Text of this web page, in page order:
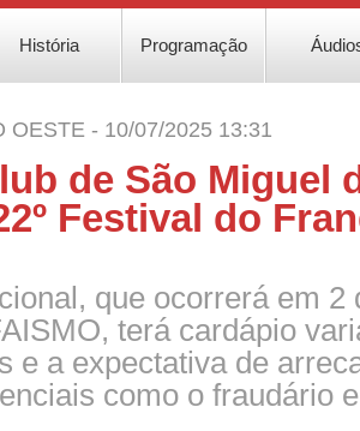
História Programação
OESTE - 10/07/2025 13:31
de São Miguel
Festival do
que ocorrerá em 2
terá cardápio
e a expectativa de
como o fraudário